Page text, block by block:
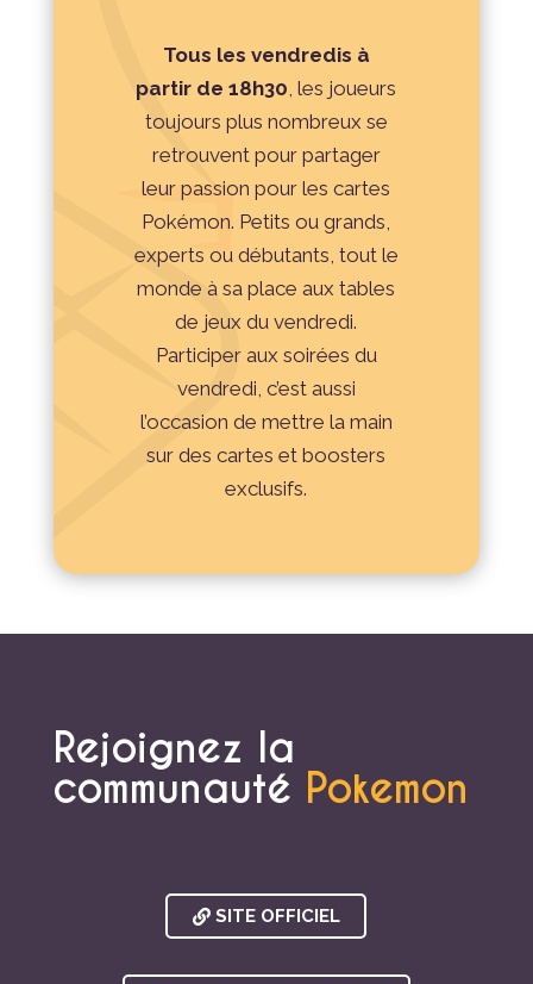
Tous les vendredis à
partir de 18h30, les joueurs
toujours plus nombreux se
retrouvent pour partager
leur passion pour les cartes
Pokémon. Petits ou grands,
experts ou débutants, tout le
monde à sa place aux tables
de jeux du vendredi.
Participer aux soirées du
vendredi, c’est aussi
l’occasion de mettre la main
sur des cartes et boosters
exclusifs.
Rejoignez la
communauté Pokemon
SITE OFFICIEL